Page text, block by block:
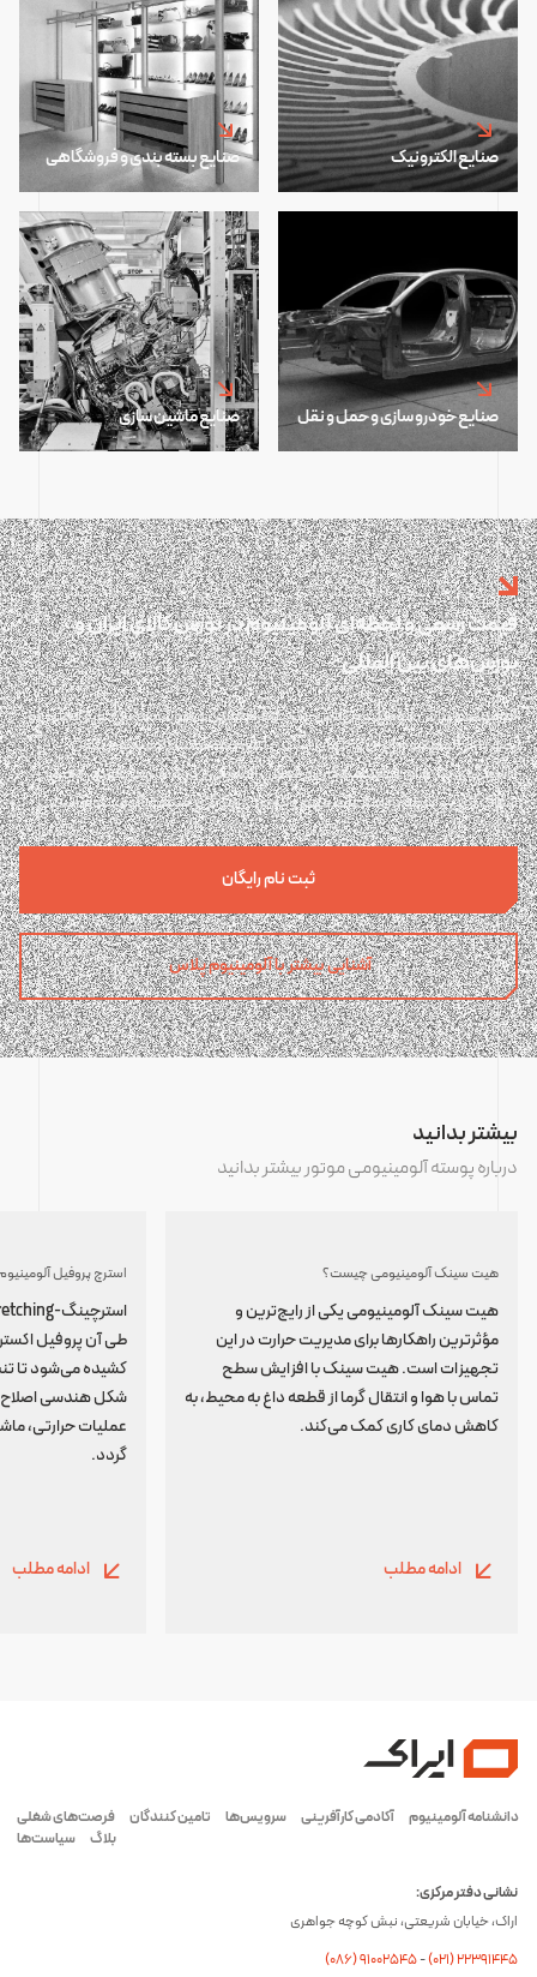
صنایع الکترونیک صنایع بسته بندی و فروشگاهی
صنایع خودرو سازی و حمل و نقل صنایع ماشین سازی
قیمت رسمی و لحظه‌ای آلومینیوم در بورس کالای ایران و
بورس‌های بین المللی
آلومینیوم پلاس آلومینیوم پلاس یک پلتفرم آنلاین و هوشمند در حوزه تحلیل و
رصد بازار آلومینیوم ایران و جهان است. پلتفرم هوشمند آلومینیوم پلاس
پاسخگوی نیازهای تولیدکنندگان و فعالان اقتصادی در دسترسی فوری، دقیق،
شفاف و بی واسطه به اطلاعات مهم و کاربردی موثر بر صنعت آلومینیوم است.
ثبت نام رایگان
آشنایی بیشتر با آلومینیوم پلاس
بیشتر بدانید
درباره پوسته آلومینیومی موتور بیشتر بدانید
هیت سینک آلومینیومی چیست؟
هیت سینک آلومینیومی یکی از رایج‌ترین و
مؤثرترین راهکارها برای مدیریت حرارت در این
تجهیزات است. هیت سینک با افزایش سطح
تماس با هوا و انتقال گرما از قطعه داغ به محیط، به
کاهش دمای کاری کمک می‌کند.
ادامه مطلب
طی آن پروفیل
کشیده می‌شود تا
شکل هندسی
عملیات حرارتی،
گردد.
ادامه مطلب
دانشنامه آلومینیوم آکادمی کارآفرینی سرویس‌ها تامین کنندگان
فرصت‌های شغلی
بلاگ
سیاست‌ها
نشانی دفتر مرکزی:
اراک، خیابان شریعتی، نبش کوچه جواهری
(۰۸۶) ۹۱۰۰۲۵۴۵-(۰21) 22391445